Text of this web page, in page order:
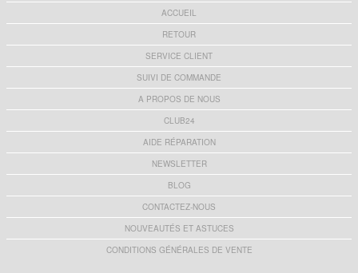
ACCUEIL
RETOUR
SERVICE CLIENT
SUIVI DE COMMANDE
A PROPOS DE NOUS
CLUB24
AIDE RÉPARATION
NEWSLETTER
BLOG
CONTACTEZ-NOUS
NOUVEAUTÉS ET ASTUCES
CONDITIONS GÉNÉRALES DE VENTE